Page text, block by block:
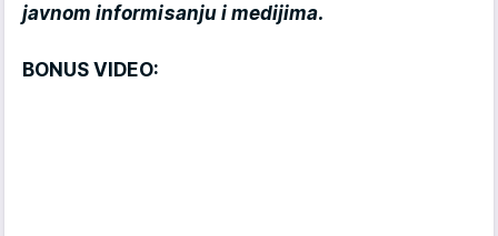
javnom informisanju i medijima.
BONUS VIDEO: